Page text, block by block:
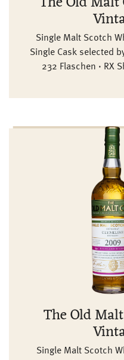
Single Malt Scotch
Single Cask selected
232 Flaschen · RX
The Old
Single Malt Scotch